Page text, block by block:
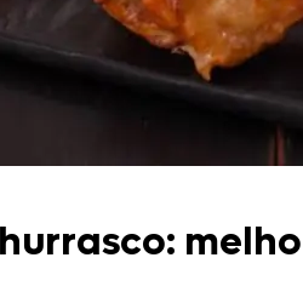
Peixes e
100%
Doces,
Bebidas